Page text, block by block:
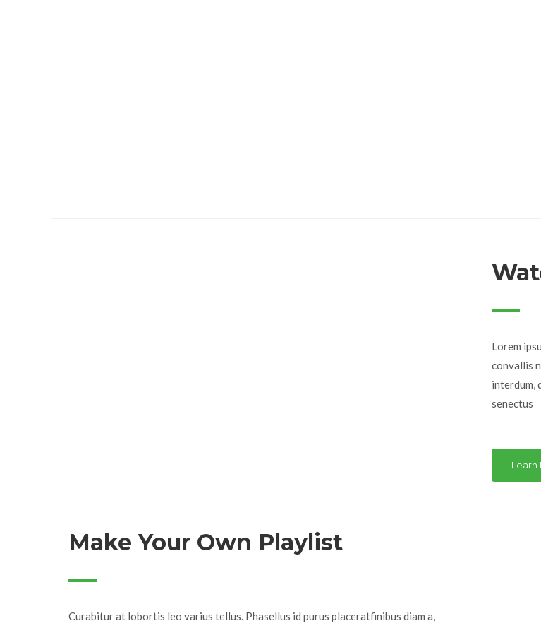
Lorem
convallis
interdum,
senectus
Learn
Make Your Own Playlist
Curabitur at lobortis leo varius tellus. Phasellus id purus placeratfinibus diam a,